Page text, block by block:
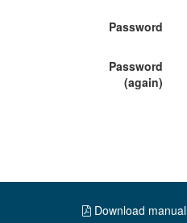
Password
Password
(again)
Download manual